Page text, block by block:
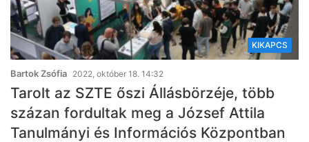
KIKAPCS
Bartok Zsófia 2022, október 18. 14:32
Tarolt az SZTE őszi Állásbörzéje, több
százan fordultak meg a József Attila
Tanulmányi és Információs Központban